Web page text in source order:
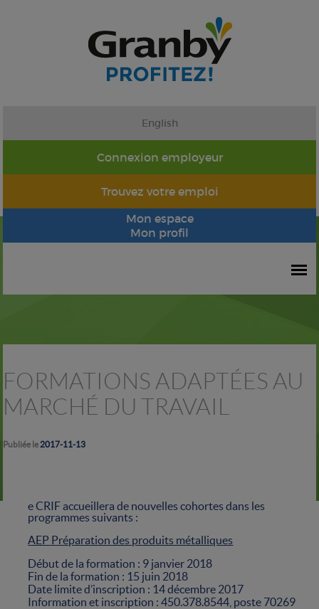
English
Connexion employeur
Trouvez votre emploi
Mon espace
Mon profil
FORMATIONS ADAPTÉES AU
MARCHÉ DU TRAVAIL
Publiée le 2017-11-13
e CRIF accueillera de nouvelles cohortes dans les
programmes suivants :
AEP Préparation des produits métalliques
Début de la formation : 9 janvier 2018
Fin de la formation : 15 juin 2018
Date limite d’inscription : 14 décembre 2017
Information et inscription : 450.378.8544, poste 70269